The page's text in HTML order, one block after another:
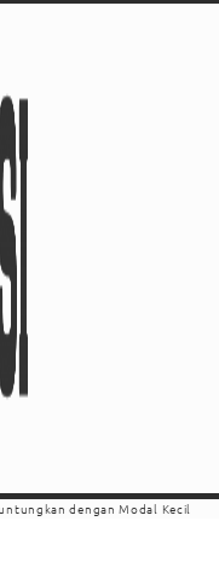
dengan Modal Kecil